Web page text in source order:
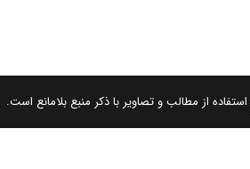
از مطالب و تصاویر با ذکر منبع بلامانع است.